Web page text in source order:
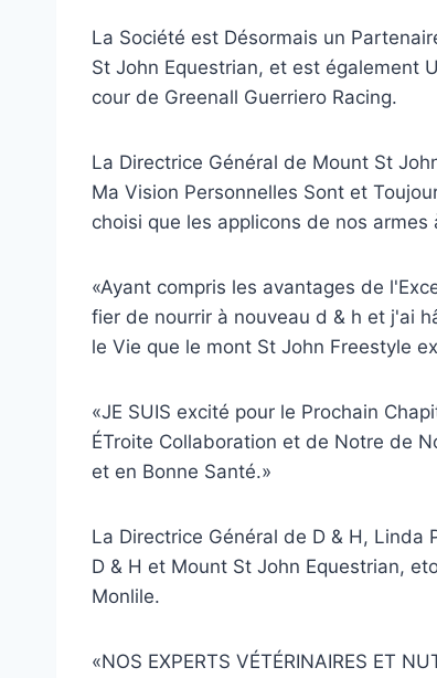
La Société est Désormais un
St John Equestrian, et est également
cour de Greenall Guerriero Racing.
La Directrice Général de Mount St
Ma Vision Personnelles Sont et
choisi que les applicons de nos
«Ayant compris les avantages de
fier de nourrir à nouveau d & h et j'ai
le Vie que le mont St John Freestyle
«JE SUIS excité pour le Prochain
ÉTroite Collaboration et de Notre de
et en Bonne Santé.»
La Directrice Général de D & H,
D & H et Mount St John Equestrian,
Monlile.
«NOS EXPERTS VÉTÉRINAIRES ET